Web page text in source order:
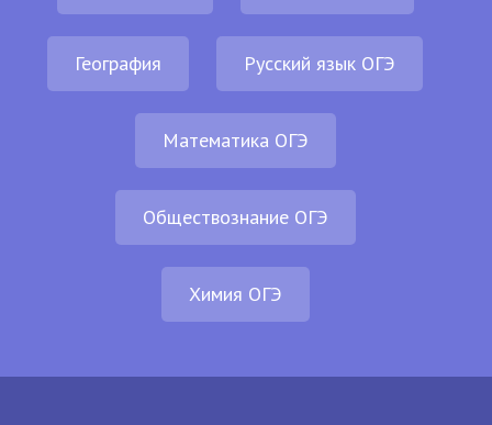
География Русский язык ОГЭ
Математика ОГЭ
Обществознание ОГЭ
Химия ОГЭ